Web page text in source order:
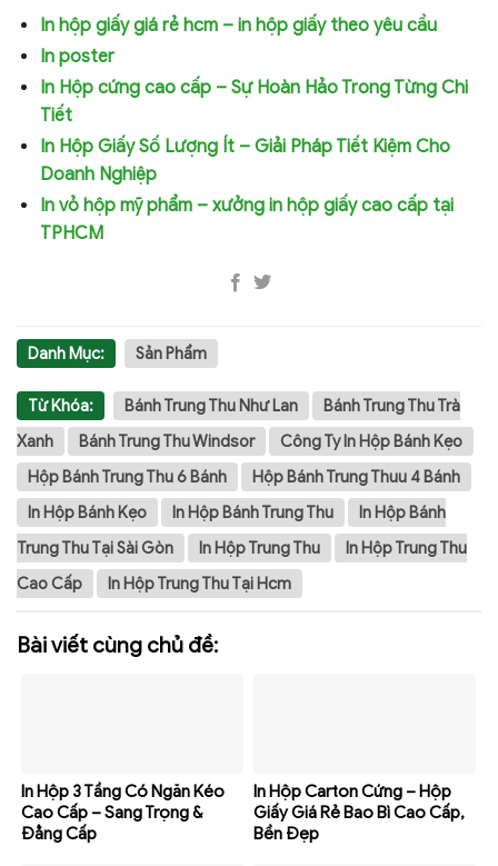
In hộp giấy giá rẻ hcm – in hộp giấy theo yêu cầu
In poster
In Hộp cứng cao cấp – Sự Hoàn Hảo Trong Từng Chi
Tiết
In Hộp Giấy Số Lượng Ít – Giải Pháp Tiết Kiệm Cho
Doanh Nghiệp
In vỏ hộp mỹ phẩm – xưởng in hộp giấy cao cấp tại
TPHCM
Danh Mục: Sản Phẩm
Từ Khóa: Bánh Trung Thu Như Lan
Bánh Trung Thu Trà
Xanh
Bánh Trung Thu Windsor
Công Ty In Hộp Bánh Kẹo
Hộp Bánh Trung Thu 6 Bánh
Hộp Bánh Trung Thuu 4 Bánh
In Hộp Bánh Kẹo
In Hộp Bánh Trung Thu
In Hộp Bánh
Trung Thu Tại Sài Gòn
In Hộp Trung Thu
In Hộp Trung Thu
Cao Cấp
In Hộp Trung Thu Tại Hcm
Bài viết cùng chủ đề:
In Hộp 3 Tầng Có Ngăn Kéo
Cao Cấp – Sang Trọng &
Đẳng Cấp
In Hộp Carton Cứng – Hộp
Giấy Giá Rẻ Bao Bì Cao Cấp,
Bền Đẹp